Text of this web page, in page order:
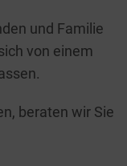
und Familie
von einem
beraten wir Sie